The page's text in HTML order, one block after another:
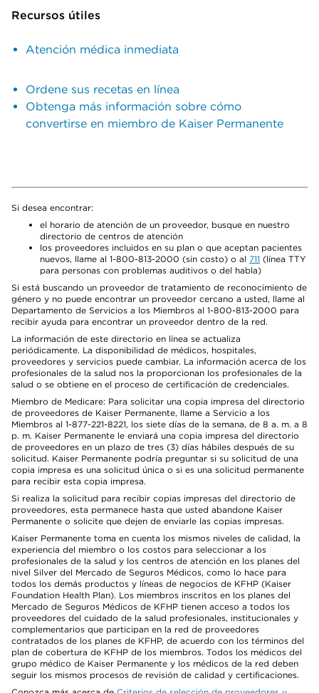
Recursos útiles
Atención médica inmediata
Ordene sus recetas en línea
Obtenga más información sobre cómo
convertirse en miembro de Kaiser Permanente
Si desea encontrar:
el horario de atención de un proveedor, busque en nuestro
directorio de centros de atención
los proveedores incluidos en su plan o que aceptan pacientes
nuevos, llame al 1-800-813-2000 (sin costo) o al 711 (línea TTY
para personas con problemas auditivos o del habla)
Si está buscando un proveedor de tratamiento de reconocimiento de
género y no puede encontrar un proveedor cercano a usted, llame al
Departamento de Servicios a los Miembros al 1-800-813-2000 para
recibir ayuda para encontrar un proveedor dentro de la red.
La información de este directorio en línea se actualiza
periódicamente. La disponibilidad de médicos, hospitales,
proveedores y servicios puede cambiar. La información acerca de los
profesionales de la salud nos la proporcionan los profesionales de la
salud o se obtiene en el proceso de certificación de credenciales.
Miembro de Medicare: Para solicitar una copia impresa del directorio
de proveedores de Kaiser Permanente, llame a Servicio a los
Miembros al 1-877-221-8221, los siete días de la semana, de 8 a. m. a 8
p. m. Kaiser Permanente le enviará una copia impresa del directorio
de proveedores en un plazo de tres (3) días hábiles después de su
solicitud. Kaiser Permanente podría preguntar si su solicitud de una
copia impresa es una solicitud única o si es una solicitud permanente
para recibir esta copia impresa.
Si realiza la solicitud para recibir copias impresas del directorio de
proveedores, esta permanece hasta que usted abandone Kaiser
Permanente o solicite que dejen de enviarle las copias impresas.
Kaiser Permanente toma en cuenta los mismos niveles de calidad, la
experiencia del miembro o los costos para seleccionar a los
profesionales de la salud y los centros de atención en los planes del
nivel Silver del Mercado de Seguros Médicos, como lo hace para
todos los demás productos y líneas de negocios de KFHP (Kaiser
Foundation Health Plan). Los miembros inscritos en los planes del
Mercado de Seguros Médicos de KFHP tienen acceso a todos los
proveedores del cuidado de la salud profesionales, institucionales y
complementarios que participan en la red de proveedores
contratados de los planes de KFHP, de acuerdo con los términos del
plan de cobertura de KFHP de los miembros. Todos los médicos del
grupo médico de Kaiser Permanente y los médicos de la red deben
seguir los mismos procesos de revisión de calidad y certificaciones.